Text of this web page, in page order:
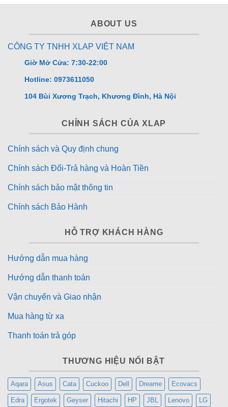
ABOUT US
CÔNG TY TNHH XLAP VIỆT NAM
Giờ Mở Cửa: 7:30-22:00
Hotline: 0973611050
104 Bùi Xương Trạch, Khương Đình, Hà Nội
CHÍNH SÁCH CỦA XLAP
Chính sách và Quy định chung
Chính sách Đổi-Trả hàng và Hoàn Tiền
Chính sách bảo mật thông tin
Chính sách Bảo Hành
HỖ TRỢ KHÁCH HÀNG
Hướng dẫn mua hàng
Hướng dẫn thanh toán
Vận chuyển và Giao nhận
Mua hàng từ xa
Thanh toán trả góp
THƯƠNG HIỆU NỔI BẬT
Aqara Asus Cata Cuckoo Dell Dreame Ecovacs
Edra Ergotek Geyser Hitachi HP JBL Lenovo LG